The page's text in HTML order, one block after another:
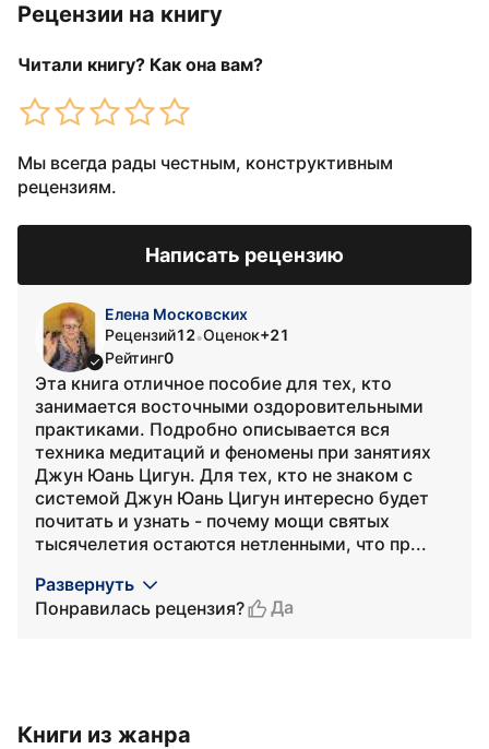
Рецензии на книгу
Читали книгу? Как она вам?
Мы всегда рады честным, конструктивным
рецензиям.
Написать рецензию
Елена Московских
Рецензий12•Оценок+21
Рейтинг0
Эта книга отличное пособие для тех, кто
занимается восточными оздоровительными
практиками. Подробно описывается вся
техника медитаций и феномены при занятиях
Джун Юань Цигун. Для тех, кто не знаком с
системой Джун Юань Цигун интересно будет
почитать и узнать - почему мощи святых
тысячелетия остаются нетленными, что пр...
Развернуть
Понравилась рецензия?
Да
Книги из жанра